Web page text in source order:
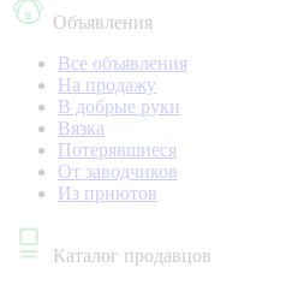
Объявления
Все объявления
На продажу
В добрые руки
Вязка
Потерявшиеся
От заводчиков
Из приютов
Каталог продавцов